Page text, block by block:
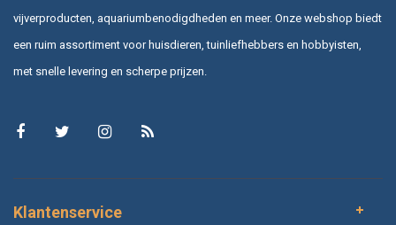
vijverproducten, aquariumbenodigdheden en meer. Onze webshop biedt
een ruim assortiment voor huisdieren, tuinliefhebbers en hobbyisten,
met snelle levering en scherpe prijzen.
Klantenservice